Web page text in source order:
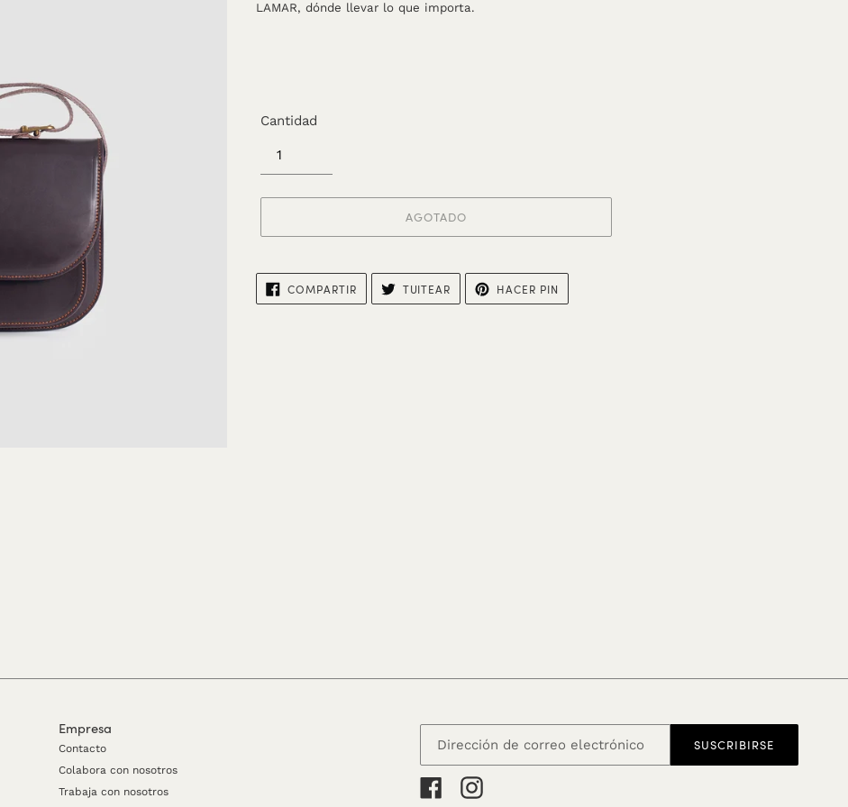
LAMAR, dónde llevar lo que importa.
Cantidad
AGOTADO
producto
COMPARTIRCOMPARTIR
EN
FACEBOOK
TUITEAR TUITEAR
TWITTER
HACER PIN
PINTEREST
Empresa
Contacto
Colabora con nosotros
Trabaja con nosotros
SUSCRIBIRSE
FacebookInstagram